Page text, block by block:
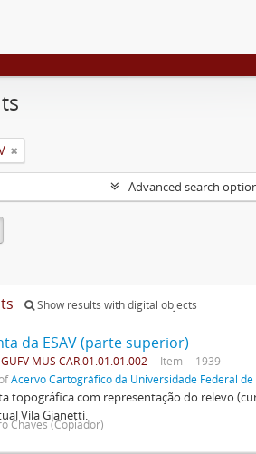
Advanced search
Show results with digital objects
da ESAV (parte superior)
MUS CAR.01.01.01.002 Item
1939
Acervo Cartográfico da Universidade Federal de
topográfica com representação do relevo
Vila Gianetti.
Chaves (Copiador)